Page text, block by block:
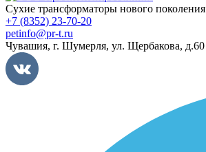
Сухие трансформаторы нового поколения
+7 (8352) 23-70-20
petinfo@pr-t.ru
Чувашия, г. Шумерля, ул. Щербакова, д.60